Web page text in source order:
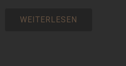
WEITERLESEN